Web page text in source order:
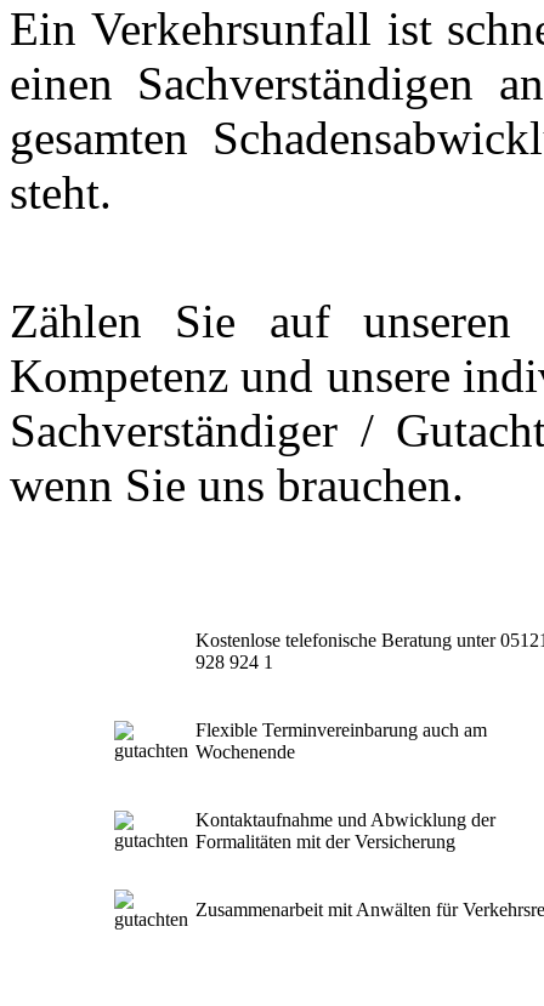
Ein Verkehrsunfall ist
einen Sachverständigen
gesamten
steht.
Zählen Sie auf unseren
Kompetenz und unsere
Sachverständiger /
wenn Sie uns brauchen.
Kostenlose telefonische Beratung unter
928 924 1
Flexible Terminvereinbarung auch am
Wochenende
Kontaktaufnahme und Abwicklung der
Formalitäten mit der Versicherung
Zusammenarbeit mit Anwälten für